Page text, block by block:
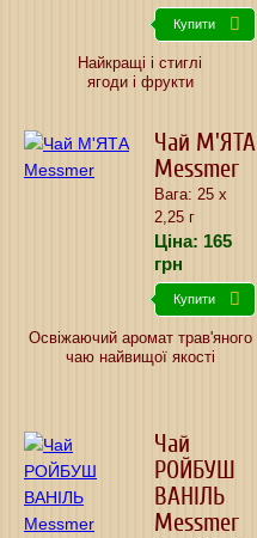
Купити
Найкращі і стиглі
ягоди і фрукти
Чай М'ЯТА
Messmer
Вага: 25 х
2,25 г
Ціна: 165
грн
Купити
Освіжаючий аромат трав'яного
чаю найвищої якості
Чай
РОЙБУШ
ВАНІЛЬ
Messmer